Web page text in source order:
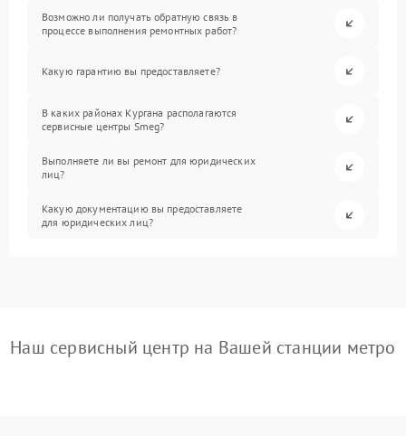
Возможно ли получать обратную связь в
процессе выполнения ремонтных работ?
Какую гарантию вы предоставляете?
В каких районах Кургана располагаются
сервисные центры Smeg?
Выполняете ли вы ремонт для юридических
лиц?
Какую документацию вы предоставляете
для юридических лиц?
Наш сервисный центр на Вашей станции метро